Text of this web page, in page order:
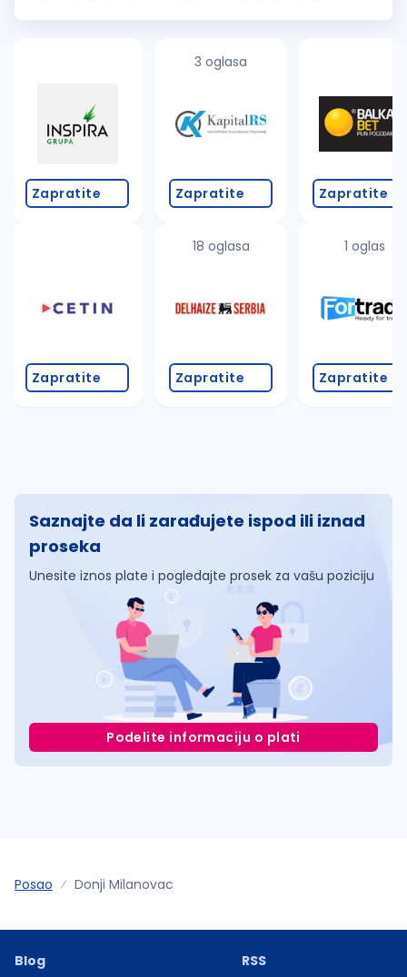
understanding of the English l...
Zapratite
Zapratite
3 oglasa
Zapratite
18 oglasa
Zapratite
Zapratite
1 oglas
Zapratite
Saznajte da li zarađujete ispod ili iznad
proseka
Unesite iznos plate i pogledajte prosek za vašu poziciju
Podelite informaciju o plati
Posao Donji Milanovac
Blog
RSS